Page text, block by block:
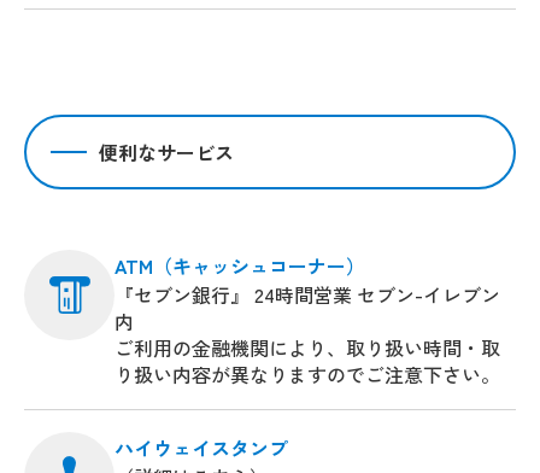
便利なサービス
ATM（キャッシュコーナー）
『セブン銀行』 24時間営業 セブン-イレブン
内
ご利用の金融機関により、取り扱い時間・取
り扱い内容が異なりますのでご注意下さい。
ハイウェイスタンプ